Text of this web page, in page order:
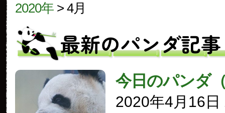
2020年 > 4月
最新のパンダ記事
今日のパンダ
2020年4月16日